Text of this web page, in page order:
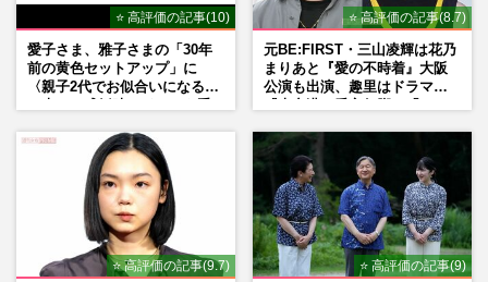
⭐ 高評価の記事(10)
愛子さま、雅子さまの「30年
前の黄色セットアップ」に
〈親子2代でお似合いになる〉
⭐ 高評価の記事(8.7)
元BE:FIRST・三山凌輝は花乃
まりあと『愛の不時着』大阪
公演も出演、趣里はドラマ
⭐ 高評価の記事(9.7) ⭐ 高評価の記事(9)